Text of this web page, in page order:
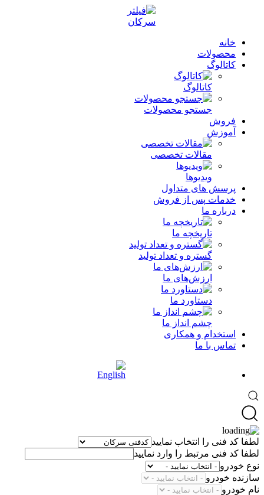
خانه
محصولات
کاتالوگ
کاتالوگ
جستجو محصولات
فروش
آموزش
مقالات تخصصی
ویدیوها
پرسش های متداول
خدمات پس از فروش
درباره ما
تاریخچه ما
گستره و تعداد تولید
ارزش‌های ما
دستاورد ما
چشم انداز ما
استخدام و همکاری
تماس با ما
لطفا کد فنی را انتخاب نمایید
لطفا کد فنی مرتبط را وارد نمایید
نوع خودرو
سازنده خودرو
نام خودرو